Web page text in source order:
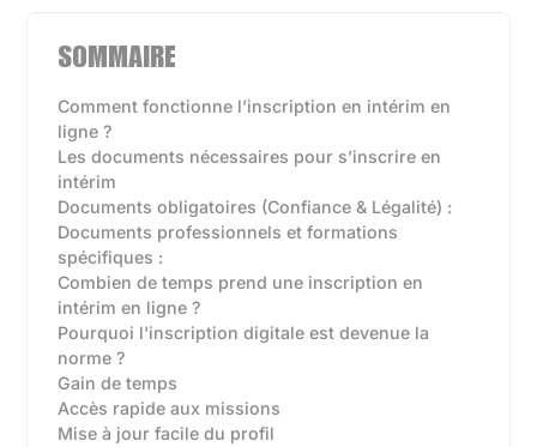
SOMMAIRE
Comment fonctionne l’inscription en intérim en
ligne ?
Les documents nécessaires pour s’inscrire en
intérim
Documents obligatoires (Confiance & Légalité) :
Documents professionnels et formations
spécifiques :
Combien de temps prend une inscription en
intérim en ligne ?
Pourquoi l'inscription digitale est devenue la
norme ?
Gain de temps
Accès rapide aux missions
Mise à jour facile du profil